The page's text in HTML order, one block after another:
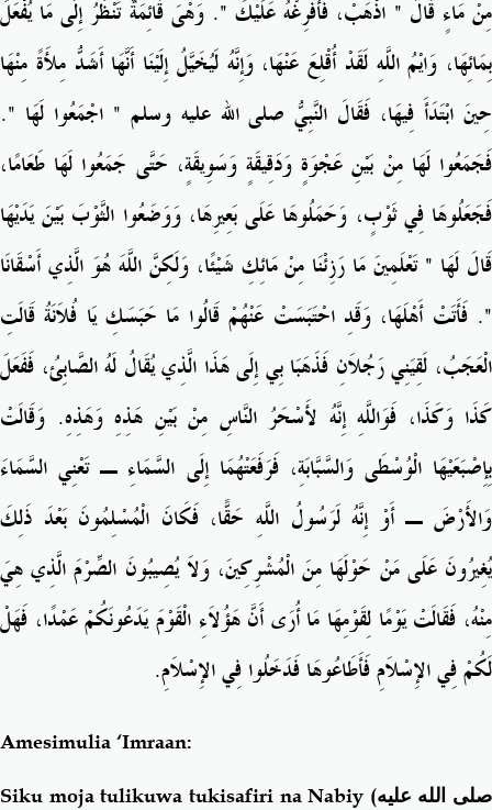
مِنْ مَاءٍ قَالَ ‏"‏ اذْهَبْ، فَأَفْرِغْهُ عَلَيْكَ ‏"‏‏.‏ وَهْىَ قَائِمَةٌ تَنْظُرُ إِلَى مَا يُفْعَلُ
بِمَائِهَا، وَايْمُ اللَّهِ لَقَدْ أُقْلِعَ عَنْهَا، وَإِنَّهُ لَيُخَيَّلُ إِلَيْنَا أَنَّهَا أَشَدُّ مِلأَةً مِنْهَا
حِينَ ابْتَدَأَ فِيهَا، فَقَالَ النَّبِيُّ صلى الله عليه وسلم ‏"‏ اجْمَعُوا لَهَا ‏"‏‏.‏
فَجَمَعُوا لَهَا مِنْ بَيْنِ عَجْوَةٍ وَدَقِيقَةٍ وَسَوِيقَةٍ، حَتَّى جَمَعُوا لَهَا طَعَامًا،
فَجَعَلُوهَا فِي ثَوْبٍ، وَحَمَلُوهَا عَلَى بَعِيرِهَا، وَوَضَعُوا الثَّوْبَ بَيْنَ يَدَيْهَا
قَالَ لَهَا ‏"‏ تَعْلَمِينَ مَا رَزِئْنَا مِنْ مَائِكِ شَيْئًا، وَلَكِنَّ اللَّهَ هُوَ الَّذِي أَسْقَانَا
‏"‏‏.‏ فَأَتَتْ أَهْلَهَا، وَقَدِ احْتَبَسَتْ عَنْهُمْ قَالُوا مَا حَبَسَكِ يَا فُلاَنَةُ قَالَتِ
الْعَجَبُ، لَقِيَنِي رَجُلاَنِ فَذَهَبَا بِي إِلَى هَذَا الَّذِي يُقَالُ لَهُ الصَّابِئُ، فَفَعَلَ
كَذَا وَكَذَا، فَوَاللَّهِ إِنَّهُ لأَسْحَرُ النَّاسِ مِنْ بَيْنِ هَذِهِ وَهَذِهِ‏.‏ وَقَالَتْ
بِإِصْبَعَيْهَا الْوُسْطَى وَالسَّبَّابَةِ، فَرَفَعَتْهُمَا إِلَى السَّمَاءِ ـ تَعْنِي السَّمَاءَ
وَالأَرْضَ ـ أَوْ إِنَّهُ لَرَسُولُ اللَّهِ حَقًّا، فَكَانَ الْمُسْلِمُونَ بَعْدَ ذَلِكَ
يُغِيرُونَ عَلَى مَنْ حَوْلَهَا مِنَ الْمُشْرِكِينَ، وَلاَ يُصِيبُونَ الصِّرْمَ الَّذِي هِيَ
مِنْهُ، فَقَالَتْ يَوْمًا لِقَوْمِهَا مَا أُرَى أَنَّ هَؤُلاَءِ الْقَوْمَ يَدَعُونَكُمْ عَمْدًا، فَهَلْ
لَكُمْ فِي الإِسْلاَمِ فَأَطَاعُوهَا فَدَخَلُوا فِي الإِسْلاَمِ‏.‏
Amesimulia ‘Imraan:
Siku moja tulikuwa tukisafiri na Nabiy (صلى الله عليه